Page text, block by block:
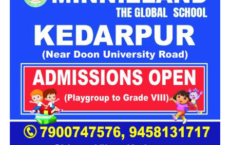
भाग लेने वाली प्रमुख कंपनियां
(Participating Companies)
रोजगार मेलेमें देश एवं प्रदेश की कई नामी कंपनियां अभ्यर्थियों का
साक्षात्कार लेने आ रही हैं, जिनमें प्रमुख हैं:
एक्सिस बैंक (Axis Bank)
बारबेक्यू नेशन (Barbeque Nation)
डिक्सॉन (Dixon Technologies)
उत्कर्ष स्मॉल फाइनेंस बैंक (Utkarsh Small Finance Bank)